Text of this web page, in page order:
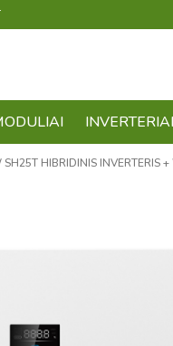
INVERTERIAI
HIBRIDINIS INVERTERIS